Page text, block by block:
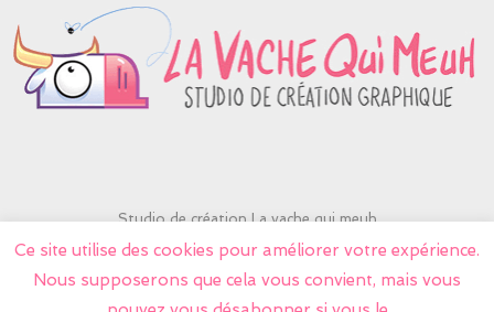
Studio de création La vache qui meuh
contactlavache@yahoo.fr
© Tous droits réservés 2026 La vache qui meuh
Ce site utilise des cookies pour améliorer votre expérience.
Nous supposerons que cela vous convient, mais vous